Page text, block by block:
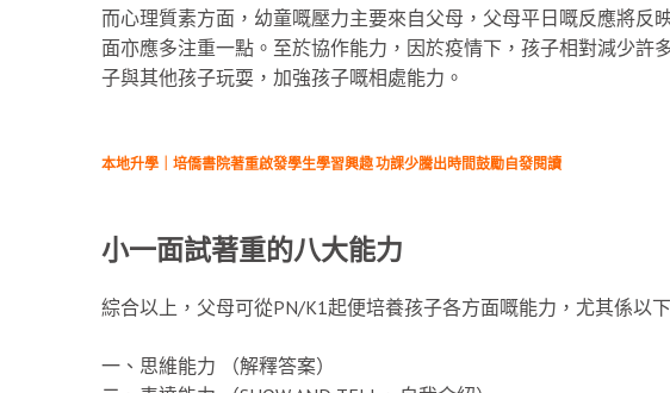
而心理質素方面，幼童嘅壓力主要來自父母，父母平日嘅反應將反
面亦應多注重一點。至於協作能力，因於疫情下，孩子相對減少許
子與其他孩子玩耍，加強孩子嘅相處能力。
本地升學｜培僑書院著重啟發學生學習興趣 功課少騰出時間鼓勵自發閱讀
小一面試著重的八大能力
綜合以上，父母可從PN/K1起便培養孩子各方面嘅能力，尤其係以
一、思維能力 （解釋答案）